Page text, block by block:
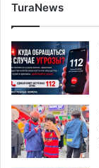
TuraNews